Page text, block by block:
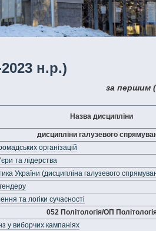
н.р.)
за першим
Назва дисципліни
дисципліни галузевого
організацій
та лідерства
України (дисципліна галузевого
та логіки сучасності
052 Політологія/ОП
у виборчих кампаніях